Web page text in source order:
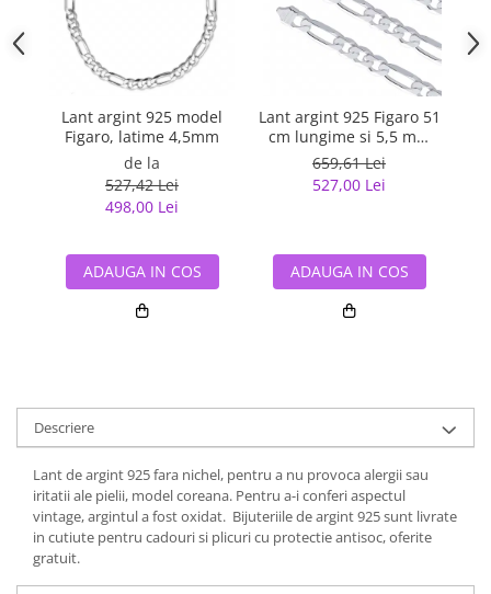
Lant argint 925 model
Figaro, latime 4,5mm
de la
527,42 Lei
498,00 Lei
ADAUGA IN COS
Lant argint 925 Figaro 51
cm lungime si 5,5 mm
latime, Classical You
LSX0202
659,61 Lei
527,00 Lei
ADAUGA IN COS
Descriere
Lant de argint 925 fara nichel, pentru a nu provoca alergii sau
iritatii ale pielii, model coreana. Pentru a-i conferi aspectul
vintage, argintul a fost oxidat. Bijuteriile de argint 925 sunt livrate
in cutiute pentru cadouri si plicuri cu protectie antisoc, oferite
gratuit.